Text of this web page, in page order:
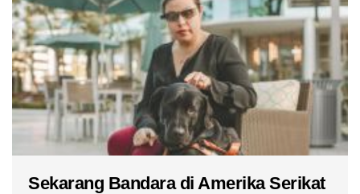
Sekarang Bandara di Amerika Serikat